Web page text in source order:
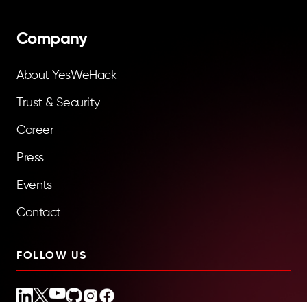
Company
About YesWeHack
Trust & Security
Career
Press
Events
Contact
FOLLOW US